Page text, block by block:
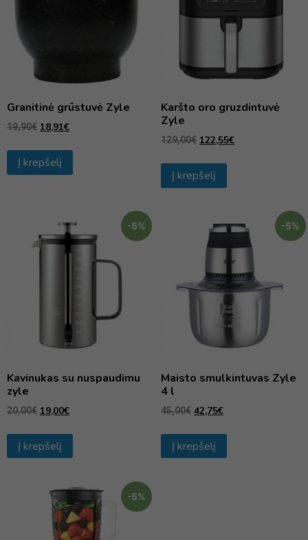
Granitinė grūstuvė Zyle
19,90€ 18,91€
Į krepšelį
Karšto oro gruzdintuvė
Zyle
129,00€ 122,55€
Į krepšelį
-5%
Kavinukas su nuspaudimu
zyle
20,00€ 19,00€
Į krepšelį
-5%
Maisto smulkintuvas Zyle
4 l
45,00€ 42,75€
Į krepšelį
-5%